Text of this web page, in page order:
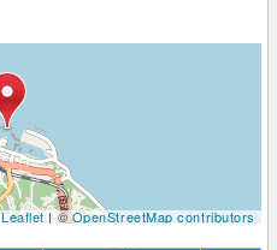
Leaflet| ©OpenStreetMap contributors